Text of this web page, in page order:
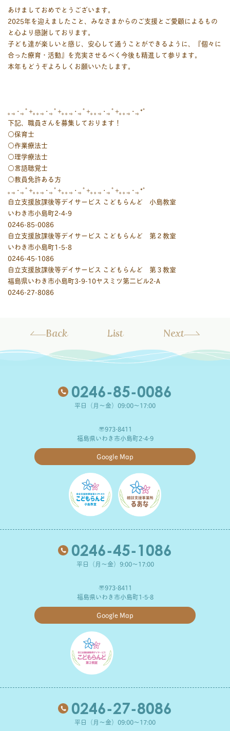
あけましておめでとうございます。
2025年を迎えましたこと、みなさまからのご支援とご愛顧によるもの
と心より感謝しております。
子ども達が楽しいと感じ、安心して通うことができるように、『個々に
合った療育・活動』を充実させるべく今後も精進して参ります。
本年もどうぞよろしくお願いいたします。
｡.｡･.｡ﾟ+｡｡.｡･.｡ﾟ+｡｡.｡･.｡ﾟ+｡｡.｡･.｡ﾟ+｡｡.｡･.｡*ﾟ
下記、職員さんを募集しております！
○保育士
○作業療法士
○理学療法士
○言語聴覚士
○教員免許ある方
｡.｡･.｡ﾟ+｡｡.｡･.｡ﾟ+｡｡.｡･.｡ﾟ+｡｡.｡･.｡ﾟ+｡｡.｡･.｡*ﾟ
自立支援放課後等デイサービス こどもらんど 小島教室
いわき市小島町2-4-9
0246-85-0086
自立支援放課後等デイサービス こどもらんど 第２教室
いわき市小島町1-5-8
0246-45-1086
自立支援放課後等デイサービス こどもらんど 第３教室
福島県いわき市小島町3-9-10ヤスミツ第二ビル2-A
0246-27-8086
Back List Next
0246-85-0086
平日（月～金）09:00～17:00
〒973-8411
福島県いわき市小島町2-4-9
Google Map
0246-45-1086
平日（月～金）9:00～17:00
〒973-8411
福島県いわき市小島町1-5-8
Google Map
0246-27-8086
平日（月～金）09:00～17:00